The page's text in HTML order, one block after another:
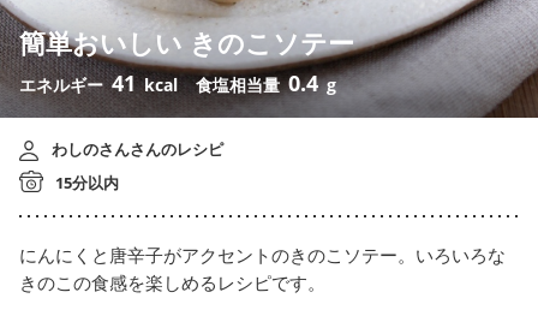
簡単おいしい きのこソテー
エネルギー 41 kcal 食塩相当量0.4 g
わしのさんさんのレシピ
15分以内
にんにくと唐辛子がアクセントのきのこソテー。いろいろな
きのこの食感を楽しめるレシピです。